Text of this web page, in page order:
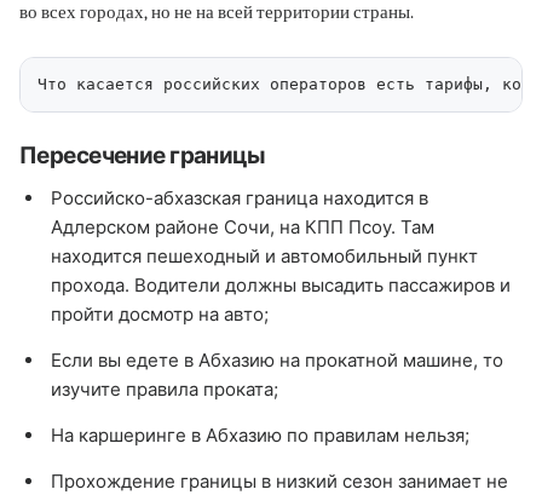
во всех городах, но не на всей территории страны.
Что касается российских операторов есть тарифы,
Пересечение границы
Российско-абхазская граница находится в
Адлерском районе Сочи, на КПП Псоу. Там
находится пешеходный и автомобильный пункт
прохода. Водители должны высадить пассажиров и
пройти досмотр на авто;
Если вы едете в Абхазию на прокатной машине, то
изучите правила проката;
На каршеринге в Абхазию по правилам нельзя;
Прохождение границы в низкий сезон занимает не